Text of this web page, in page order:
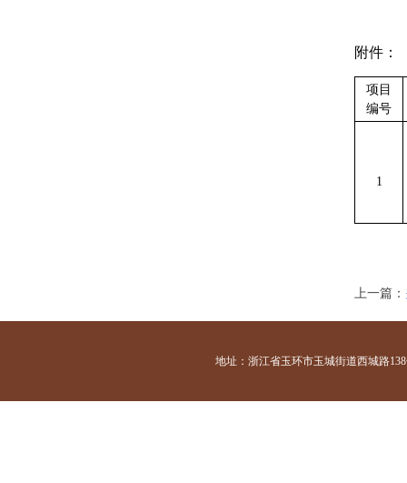
附件：
项目
编号
1
上一篇：
地址：浙江省玉环市玉城街道西城路